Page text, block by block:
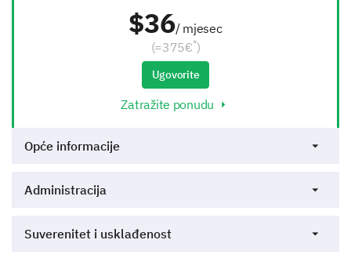
$36/ mjesec
(=375€*)
Ugovorite
Zatražite ponudu
Opće informacije
Administracija
Suverenitet i usklađenost